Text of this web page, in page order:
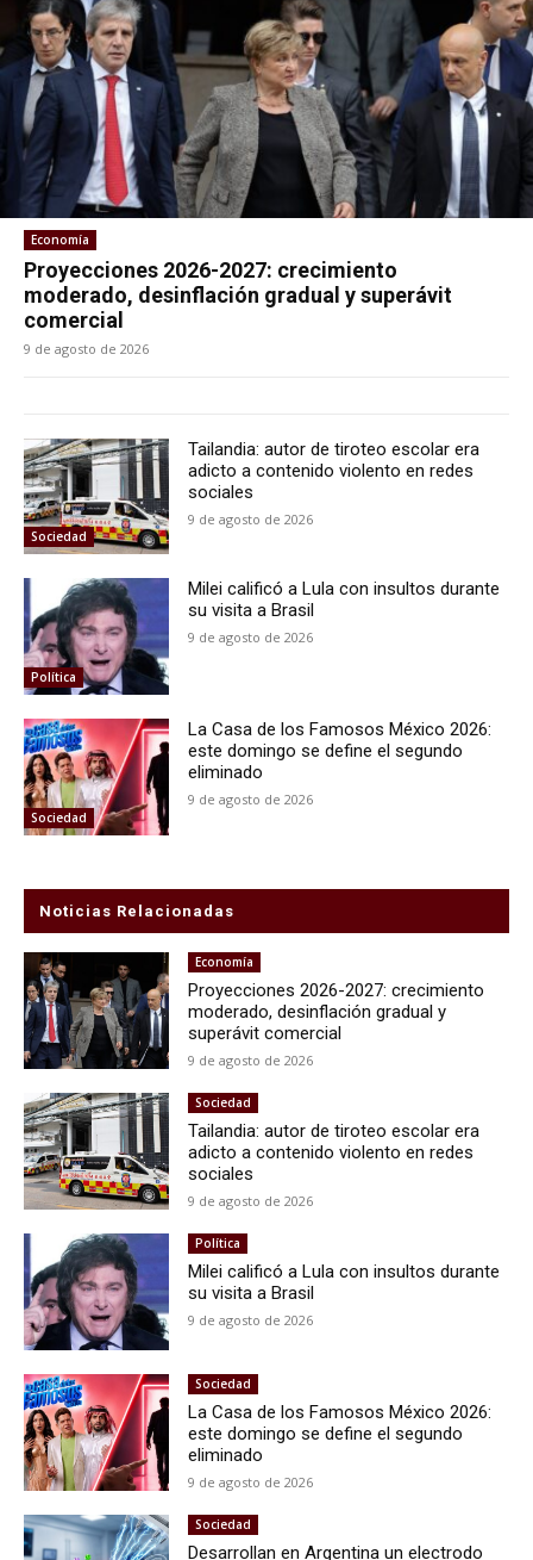
Economía
Proyecciones 2026-2027: crecimiento
moderado, desinflación gradual y superávit
comercial
9 de agosto de 2026
Sociedad
Tailandia: autor de tiroteo escolar era
adicto a contenido violento en redes
sociales
9 de agosto de 2026
Política
Milei calificó a Lula con insultos durante
su visita a Brasil
9 de agosto de 2026
Sociedad
La Casa de los Famosos México 2026:
este domingo se define el segundo
eliminado
9 de agosto de 2026
Noticias Relacionadas
Economía
Proyecciones 2026-2027: crecimiento
moderado, desinflación gradual y
superávit comercial
9 de agosto de 2026
Sociedad
Tailandia: autor de tiroteo escolar era
adicto a contenido violento en redes
sociales
9 de agosto de 2026
Política
Milei calificó a Lula con insultos durante
su visita a Brasil
9 de agosto de 2026
Sociedad
La Casa de los Famosos México 2026:
este domingo se define el segundo
eliminado
9 de agosto de 2026
Sociedad
Desarrollan en Argentina un electrodo